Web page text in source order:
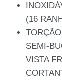
(16
SEMI-
VISTA